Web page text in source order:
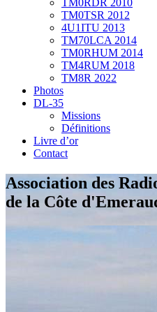
TM0RDR 2010
TM0TSR 2012
4U1ITU 2013
TM70LCA 2014
TM0RHUM 2014
TM4RUM 2018
TM8R 2022
Photos
DL-35
Missions
Définitions
Livre d’or
Contact
Association des
de la Côte